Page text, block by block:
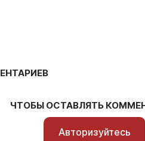
ЧТОБЫ ОСТАВЛЯТЬ
Авторизуйтесь